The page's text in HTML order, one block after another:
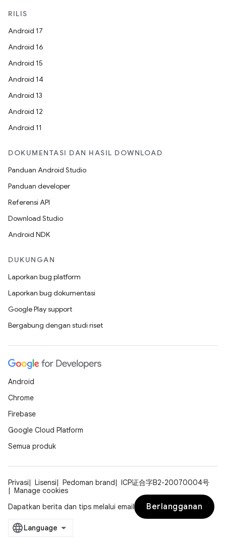
RILIS
Android 17
Android 16
Android 15
Android 14
Android 13
Android 12
Android 11
DOKUMENTASI DAN HASIL DOWNLOAD
Panduan Android Studio
Panduan developer
Referensi API
Download Studio
Android NDK
DUKUNGAN
Laporkan bug platform
Laporkan bug dokumentasi
Google Play support
Bergabung dengan studi riset
Android
Chrome
Firebase
Google Cloud Platform
Semua produk
Privasi Lisensi Pedoman brand
ICP证合字B2-20070004号
Manage cookies
Dapatkan berita dan tips melalui email
Berlangganan